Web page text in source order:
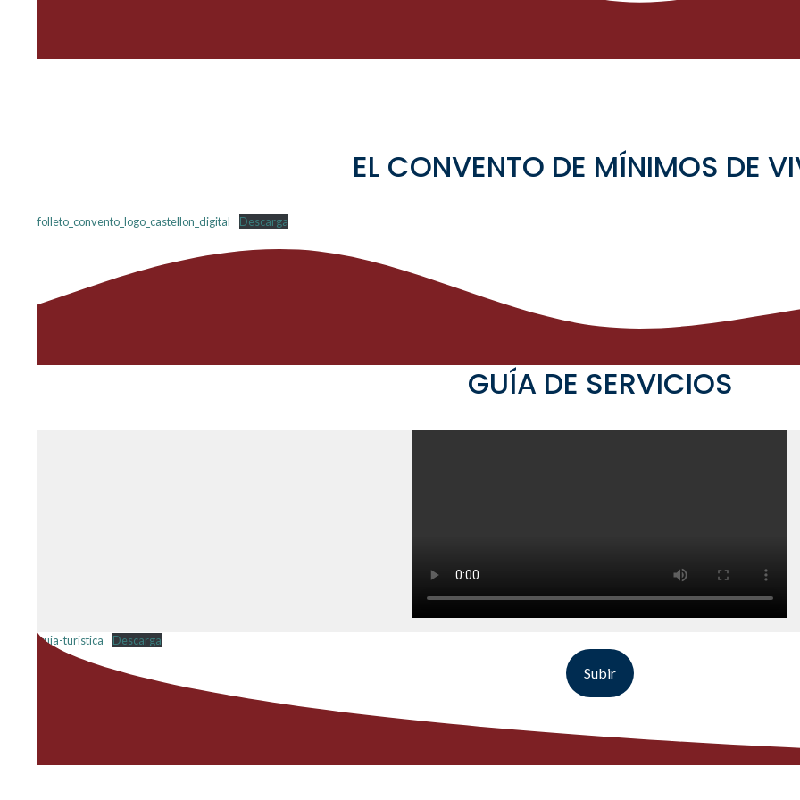
EL CONVENTO DE MÍNIMOS DE
folleto_convento_logo_castellon_digital Descarga
GUÍA DE SERVICIOS
guia-turistica Descarga
Subir